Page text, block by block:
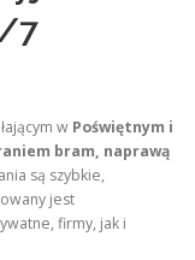
7
w Poświętnym i
bram, naprawą
są szybkie,
jest
firmy, jak i